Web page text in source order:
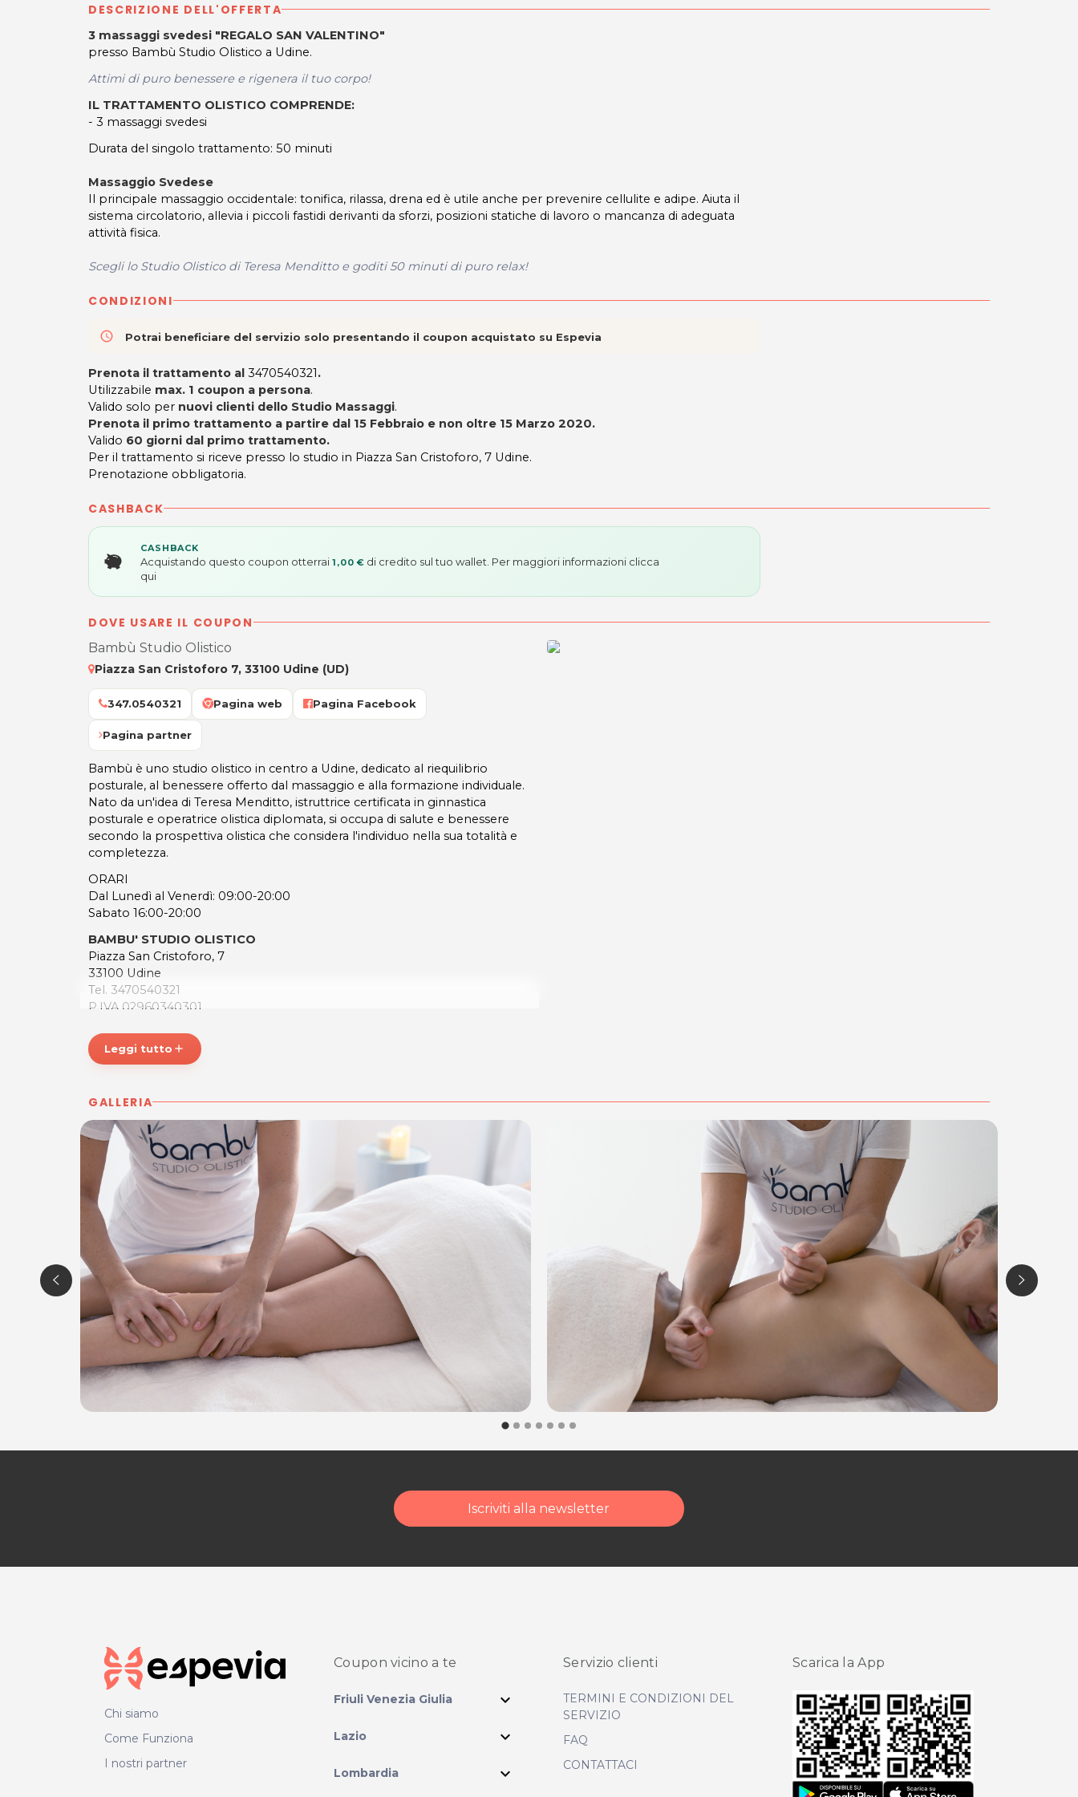
DESCRIZIONE DELL'OFFERTA
3 massaggi svedesi "REGALO SAN VALENTINO"
presso Bambù Studio Olistico a Udine.
Attimi di puro benessere e rigenera il tuo corpo!
IL TRATTAMENTO OLISTICO COMPRENDE:
- 3 massaggi svedesi
Durata del singolo trattamento: 50 minuti
Massaggio Svedese
Il principale massaggio occidentale: tonifica, rilassa, drena ed è utile anche per prevenire cellulite e adipe. Aiuta il
sistema circolatorio, allevia i piccoli fastidi derivanti da sforzi, posizioni statiche di lavoro o mancanza di adeguata
attività fisica.
Scegli lo Studio Olistico di Teresa Menditto e goditi 50 minuti di puro relax!
CONDIZIONI
access_time Potrai beneficiare del servizio solo presentando il coupon acquistato su Espevia
Prenota il trattamento al 3470540321.
Utilizzabile max. 1 coupon a persona.
Valido solo per nuovi clienti dello Studio Massaggi.
Prenota il primo trattamento a partire dal 15 Febbraio e non oltre 15 Marzo 2020.
Valido 60 giorni dal primo trattamento.
Per il trattamento si riceve presso lo studio in Piazza San Cristoforo, 7 Udine.
Prenotazione obbligatoria.
CASHBACK
CASHBACK
Acquistando questo coupon otterrai 1,00 € di credito sul tuo wallet. Per maggiori informazioni clicca
qui
DOVE USARE IL COUPON
Bambù Studio Olistico
Piazza San Cristoforo 7, 33100 Udine (UD)
347.0540321 Pagina web Pagina Facebook
Pagina partner
Bambù è uno studio olistico in centro a Udine, dedicato al riequilibrio
posturale, al benessere offerto dal massaggio e alla formazione individuale.
Nato da un'idea di Teresa Menditto, istruttrice certificata in ginnastica
posturale e operatrice olistica diplomata, si occupa di salute e benessere
secondo la prospettiva olistica che considera l'individuo nella sua totalità e
completezza.
ORARI
Dal Lunedì al Venerdì: 09:00-20:00
Sabato 16:00-20:00
BAMBU' STUDIO OLISTICO
Piazza San Cristoforo, 7
33100 Udine
Tel. 3470540321
P.IVA 02960340301
Per ulteriori informazioni sull'offerta o sulle modalità di acquisto scrivi
a
posta@espevia.it
Leggi tutto add
GALLERIA
Iscriviti alla newsletter
Chi siamo
Come Funziona
I nostri partner
Coupon vicino a te
Friuli Venezia Giulia expand_more
Lazio expand_more
Lombardia expand_more
Servizio clienti
TERMINI E CONDIZIONI DEL
SERVIZIO
FAQ
CONTATTACI
Scarica la App